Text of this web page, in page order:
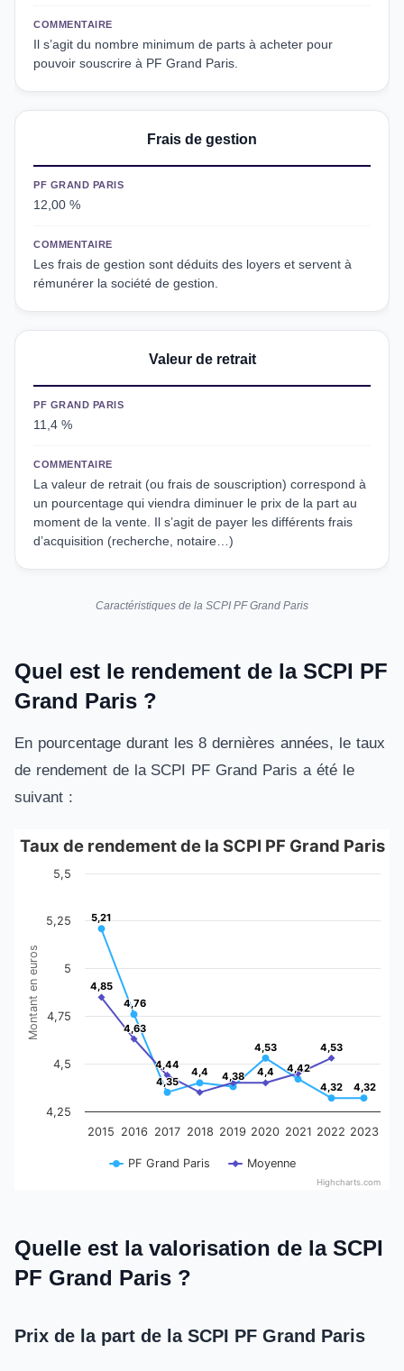
COMMENTAIRE
Il s’agit du nombre minimum de parts à acheter pour
pouvoir souscrire à PF Grand Paris.
Frais de gestion
PF GRAND PARIS
12,00 %
COMMENTAIRE
Les frais de gestion sont déduits des loyers et servent à
rémunérer la société de gestion.
Valeur de retrait
PF GRAND PARIS
11,4 %
COMMENTAIRE
La valeur de retrait (ou frais de souscription) correspond à
un pourcentage qui viendra diminuer le prix de la part au
moment de la vente. Il s’agit de payer les différents frais
d’acquisition (recherche, notaire…)
Caractéristiques de la SCPI PF Grand Paris
Quel est le rendement de la SCPI PF
Grand Paris ?
En pourcentage durant les 8 dernières années, le taux
de rendement de la SCPI PF Grand Paris a été le
suivant :
Taux de rendement de la SCPI PF Grand
The chart has 1 X axis displaying categories.
The chart has 1 Y axis displaying Montant en euros. Data
Montant en euros
Taux de rendement de la SCPI PF Grand Paris
5,21
5,21
4,76
4,76
4,35
4,35
4,4
4,4 4,38
4,38
4,53
4,53
4,42
4,42
4,32
4,32 4,32
4,32
4,85
4,85
4,63
4,63
4,44
4,44
4,4
4,4
4,53
4,53
PF Grand Paris Moyenne
2015 2016 2017 2018 2019 2020 2021 2022 2023
4,25
4,5
4,75
5
5,25
5,5
Highcharts.com
Quelle est la valorisation de la SCPI
PF Grand Paris ?
Prix de la part de la SCPI PF Grand Paris